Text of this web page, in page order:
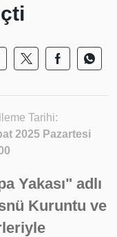
Tarihi:
2025 Pazartesi
Yakası" adlı
Kuruntu ve